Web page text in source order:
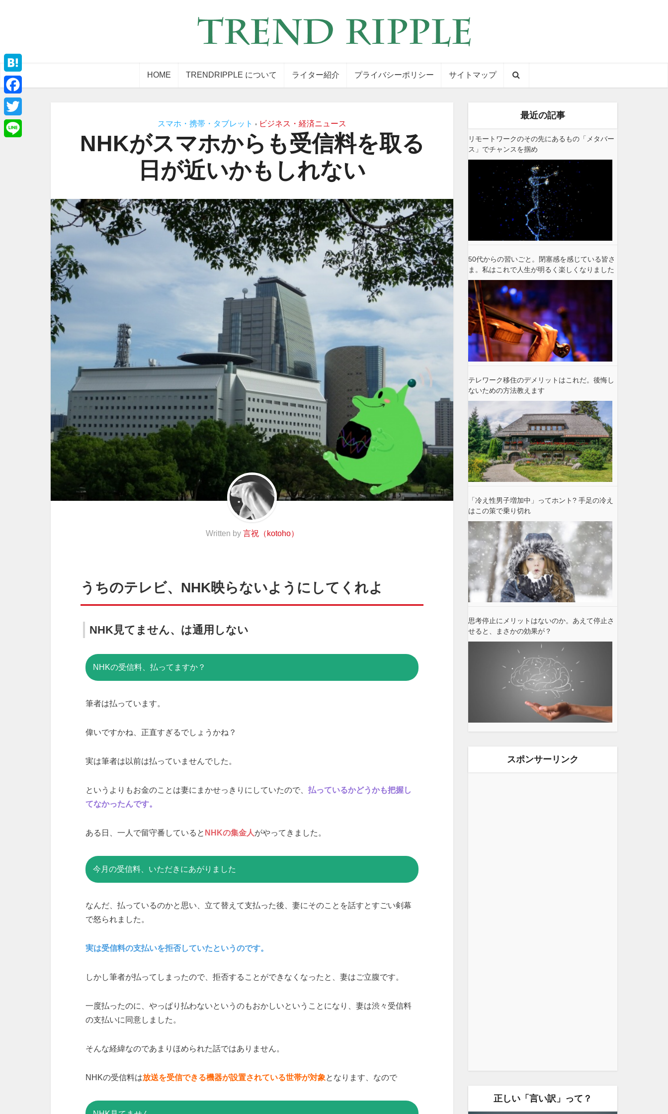
HOME TRENDRIPPLE について ライター紹介 プライバシーポリシー サイトマップ
スマホ・携帯・タブレット • ビジネス・経済ニュース
NHKがスマホからも受信料を取る
日が近いかもしれない
Written by 言祝（kotoho）
うちのテレビ、NHK映らないようにしてくれよ
NHK見てません、は通用しない
NHKの受信料、払ってますか？
筆者は払っています。
偉いですかね、正直すぎるでしょうかね？
実は筆者は以前は払っていませんでした。
というよりもお金のことは妻にまかせっきりにしていたので、 払っているかどうかも把握し
てなかったんです。
ある日、一人で留守番していると NHKの集金人がやってきました。
今月の受信料、いただきにあがりました
なんだ、払っているのかと思い、立て替えて支払った後、妻にそのことを話すとすごい剣幕
で怒られました。
実は受信料の支払いを拒否していたというのです。
しかし筆者が払ってしまったので、拒否することができなくなったと、妻はご立腹です。
一度払ったのに、やっぱり払わないというのもおかしいということになり、妻は渋々受信料
の支払いに同意しました。
そんな経緯なのであまりほめられた話ではありません。
NHKの受信料は放送を受信できる機器が設置されている世帯が対象となります、なので
最近の記事
リモートワークのその先にあるもの「メタバー
ス」でチャンスを掴め
50代からの習いごと。閉塞感を感じている皆さ
ま。私はこれで人生が明るく楽しくなりました
テレワーク移住のデメリットはこれだ。後悔し
ないための方法教えます
「冷え性男子増加中」ってホント? 手足の冷え
はこの策で乗り切れ
思考停止にメリットはないのか。あえて停止さ
せると、まさかの効果が？
スポンサーリンク
正しい「言い訳」って？
Hatena
Facebook
Twitter